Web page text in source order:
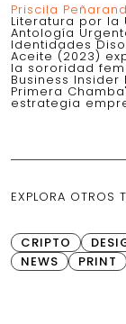
Priscila
Literatura por la
Antología
Identidades
Aceite (2023)
la sororidad
Business
Primera
estrategia
EXPLORA OTROS
CRIPTO
NEWS
PRINT